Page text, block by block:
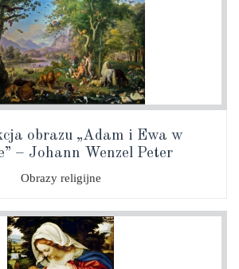
obrazu „Adam i Ewa w
– Johann Wenzel Peter
Obrazy religijne